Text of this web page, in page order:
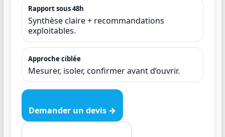
Rapport sous 48h
Synthèse claire + recommandations
exploitables.
Approche ciblée
Mesurer, isoler, confirmer avant d’ouvrir.
Demander un devis →